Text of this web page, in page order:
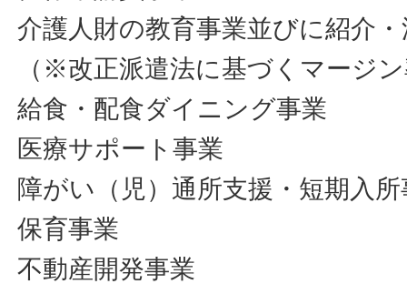
介護人財の教育事業並びに紹介
（※改正派遣法に基づくマージ
給食・配食ダイニング事業
医療サポート事業
障がい（児）通所支援・短期入所
保育事業
不動産開発事業